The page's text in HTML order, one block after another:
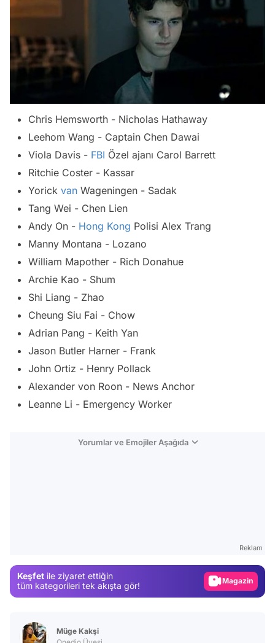
Chris Hemsworth - Nicholas Hathaway
Leehom Wang - Captain Chen Dawai
Viola Davis - FBI Özel ajanı Carol Barrett
Ritchie Coster - Kassar
Yorick van Wageningen - Sadak
Tang Wei - Chen Lien
Andy On - Hong Kong Polisi Alex Trang
Manny Montana - Lozano
William Mapother - Rich Donahue
Archie Kao - Shum
Shi Liang - Zhao
Cheung Siu Fai - Chow
Adrian Pang - Keith Yan
Jason Butler Harner - Frank
John Ortiz - Henry Pollack
Alexander von Roon - News Anchor
Leanne Li - Emergency Worker
Yorumlar ve Emojiler Aşağıda
Reklam
Keşfet ile ziyaret ettiğin
tüm kategorileri tek akışta gör!
Magazin
Müge Kakşi